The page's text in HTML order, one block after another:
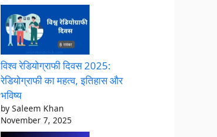
विश्व रेडियोग्राफी दिवस 2025:
रेडियोग्राफी का महत्व, इतिहास और
भविष्य
by Saleem Khan
November 7, 2025